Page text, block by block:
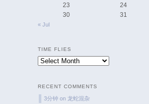
23
24
30
31
« Jul
TIME FLIES
Time
RECENT COMMENTS
3分钟 on 龙蛇混杂